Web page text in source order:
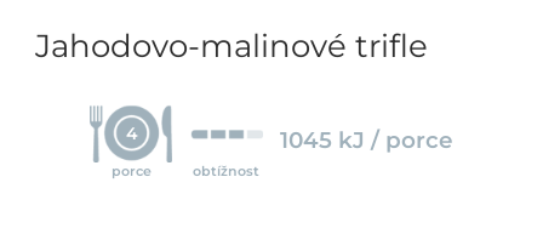
Jahodovo-malinové trifle
4
porce obtížnost
1045 kJ / porce